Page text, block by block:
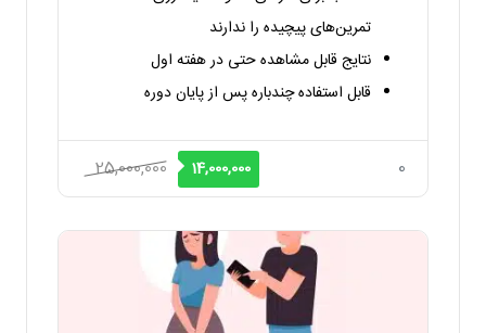
تمرین‌های پیچیده را ندارند
نتایج قابل مشاهده حتی در هفته اول
قابل استفاده چندباره پس از پایان دوره
0
25,000,000
قیمت
اصلی
25,000,000 ریال
بود.
14,000,000 قیمت
فعلی
14,000,000 ریال
است.